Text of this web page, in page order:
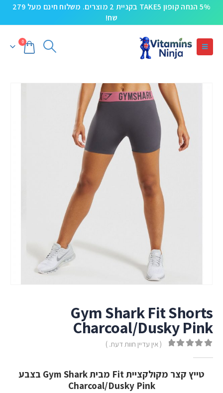
5% הנחה קופון TAKE5 בקניית 2 מוצרים. משלוח חינם מעל 279
שח!
0
Gym Shark Fit Shorts
Charcoal/Dusky Pink
( אין עדיין חוות דעת. )
טייץ קצר מקולקציית Fit מבית Gym Shark בצבע
Charcoal/Dusky Pink